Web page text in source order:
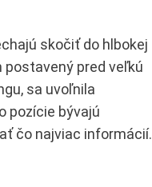
skočiť do hlbokej
postavený pred veľkú
sa uvoľnila
pozície bývajú
čo najviac informácií.